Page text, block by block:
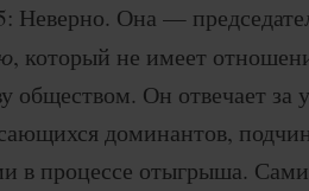
Неверно. Она —
, который не имеет
обществом. Он отвечает за
доминантов,
в процессе отыгрыша.